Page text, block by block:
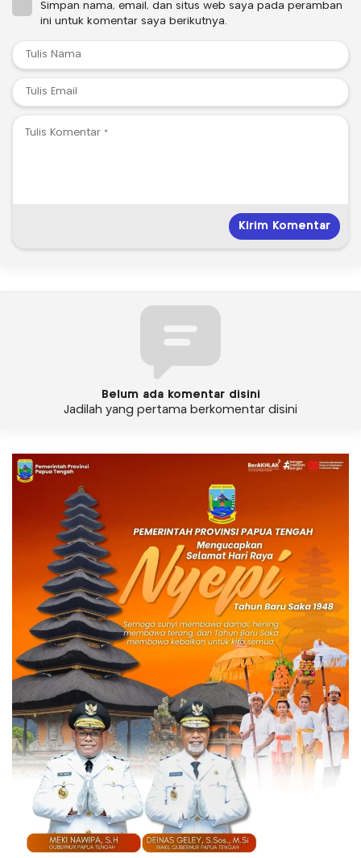
Simpan nama, email, dan situs web saya pada peramban
ini untuk komentar saya berikutnya.
Belum ada komentar disini
Jadilah yang pertama berkomentar disini